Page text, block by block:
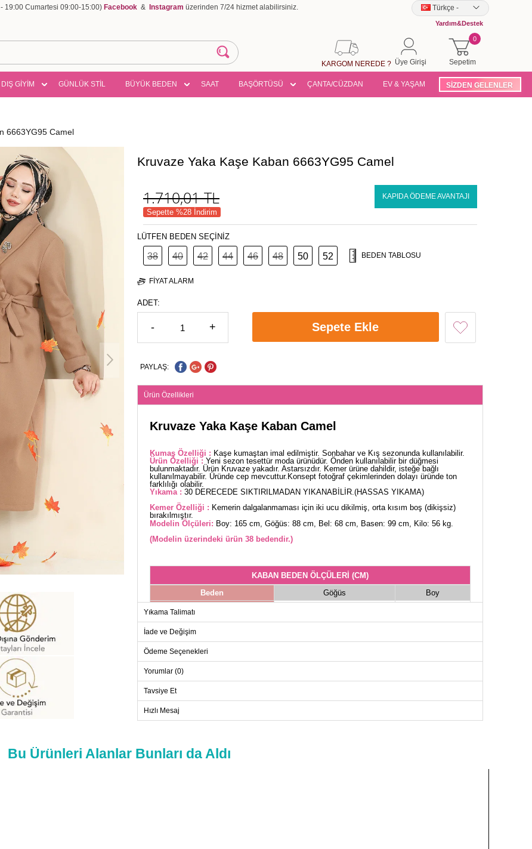
19:00 Cumartesi 09:00-15:00) Facebook & Instagram üzerinden 7/24 hizmet alabilirsiniz. Türkçe -
Yardım&Destek
Sepetim
0
Üye Girişi
KARGOM NEREDE ?
DIŞ GİYİM GÜNLÜK STİL BÜYÜK BEDEN SAAT BAŞÖRTÜSÜ ÇANTA/CÜZDAN EV & YAŞAM SİZDEN GELENLER
6663YG95 Camel
Kruvaze Yaka Kaşe Kaban 6663YG95 Camel
1.710,01TL KAPIDA ÖDEME AVANTAJI
Sepette %28 İndirim
LÜTFEN BEDEN SEÇİNİZ
38 40 42 44 46 48 50 52 BEDEN TABLOSU
FIYAT ALARM
ADET:
- + Sepete Ekle
PAYLAŞ:
Ürün Özellikleri
Kruvaze Yaka Kaşe Kaban Camel
Kumaş Özelliği : Kaşe kumaştan imal edilmiştir. Sonbahar ve Kış sezonunda kullanılabilir.
Ürün Özelliği : Yeni sezon tesettür moda ürünüdür. Önden kullanılabilir bir düğmesi
bulunmaktadır. Ürün Kruvaze yakadır. Astarsızdır. Kemer ürüne dahildir, isteğe bağlı
kullanılmayabilir. Üründe cep mevcuttur.Konsept fotoğraf çekimlerinden dolayı üründe ton
farklılığı olabilir.
Yıkama : 30 DERECEDE SIKTIRILMADAN YIKANABİLİR.(HASSAS YIKAMA)
Kemer Özelliği : Kemerin dalgalanmaması için iki ucu dikilmiş, orta kısım boş (dikişsiz)
bırakılmıştır.
Modelin Ölçüleri: Boy: 165 cm, Göğüs: 88 cm, Bel: 68 cm, Basen: 99 cm, Kilo: 56 kg.
(Modelin üzerindeki ürün 38 bedendir.)
KABAN BEDEN ÖLÇÜLERİ (CM)
Beden
Göğüs
Boy
40
102
114
42
106
114
50
128
114
Yıkama Talimatı
İade ve Değişim
Ödeme Seçenekleri
Yorumlar (0)
Tavsiye Et
Hızlı Mesaj
Bu Ürünleri Alanlar Bunları da Aldı